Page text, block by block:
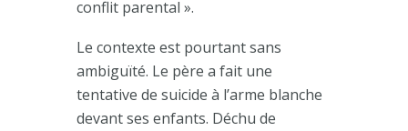
conflit parental ».
Le contexte est pourtant sans
ambiguïté. Le père a fait une
tentative de suicide à l’arme blanche
devant ses enfants. Déchu de